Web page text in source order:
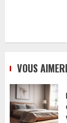
VOUS